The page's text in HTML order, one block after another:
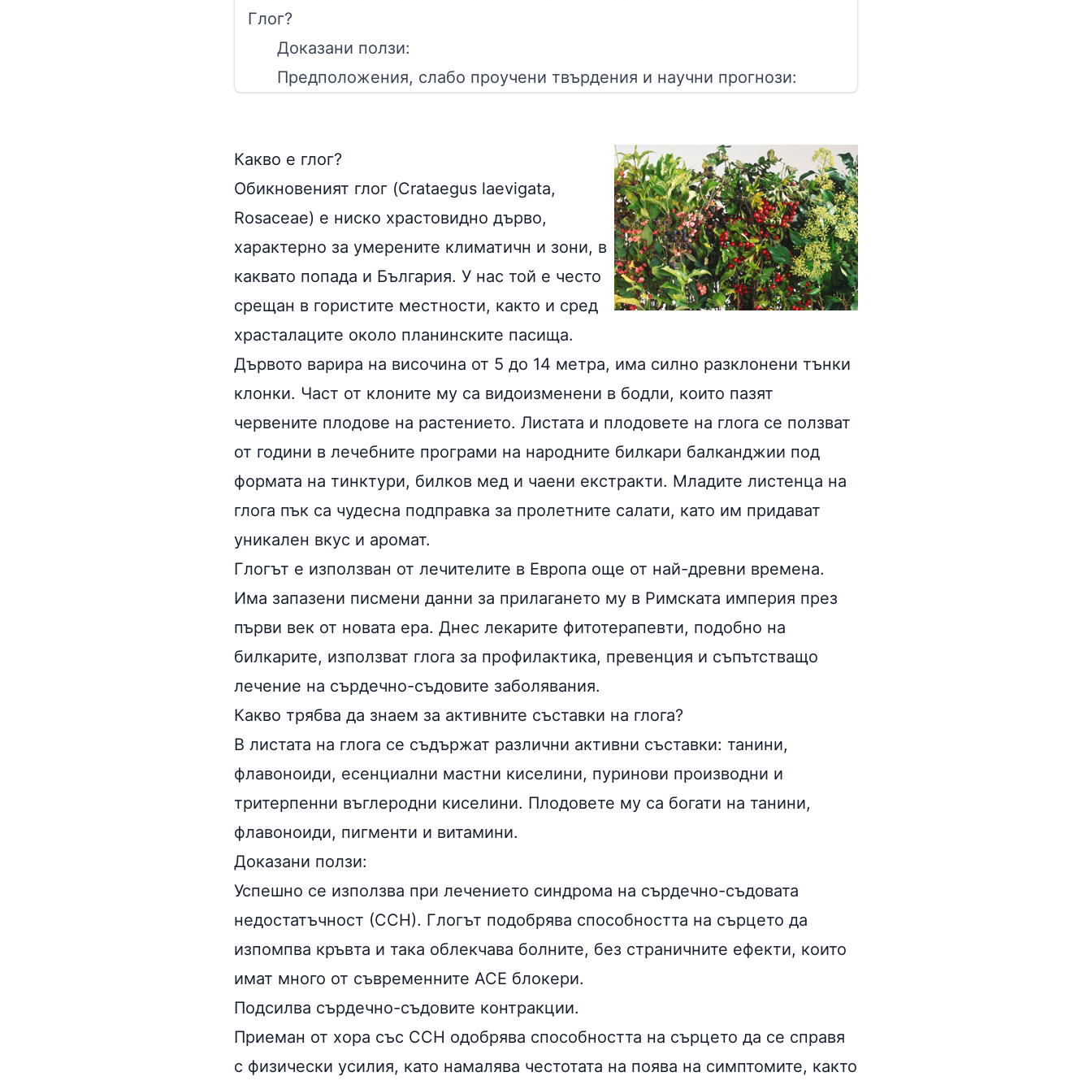
Глог?
Доказани ползи:
Предположения, слабо проучени твърдения и научни прогнози:
Какво е глог?
Обикновеният глог (Crataegus laevigata,
Rosaceae) e ниско храстовидно дърво,
характерно за умерените климатичн и зони, в
каквато попада и България. У нас той е често
срещан в гористите местности, както и сред
храсталаците около планинските пасища.
Дървото варира на височина от 5 до 14 метра, има силно разклонени тънки
клонки. Част от клоните му са видоизменени в бодли, които пазят
червените плодове на растението. Листата и плодовете на глога се ползват
от години в лечебните програми на народните билкари балканджии под
формата на тинктури, билков мед и чаени екстракти. Младите листенца на
глога пък са чудесна подправка за пролетните салати, като им придават
уникален вкус и аромат.
Глогът е използван от лечителите в Европа още от най-древни времена.
Има запазени писмени данни за прилагането му в Римската империя през
първи век от новата ера. Днес лекарите фитотерапевти, подобно на
билкарите, използват глога за профилактика, превенция и съпътстващо
лечение на сърдечно-съдовите заболявания.
Какво трябва да знаем за активните съставки на глога?
В листата на глога се съдържат различни активни съставки: танини,
флавоноиди, есенциални мастни киселини, пуринови производни и
тритерпенни въглеродни киселини. Плодовете му са богати на танини,
флавоноиди, пигменти и витамини.
Доказани ползи:
Успешно се използва при лечението синдрома на сърдечно-съдовата
недостатъчност (ССН). Глогът подобрява способността на сърцето да
изпомпва кръвта и така облекчава болните, без страничните ефекти, които
имат много от съвременните ACE блокери.
Подсилва сърдечно-съдовите контракции.
Приеман от хора със ССН одобрява способността на сърцето да се справя
с физически усилия, като намалява честотата на поява на симптомите, както